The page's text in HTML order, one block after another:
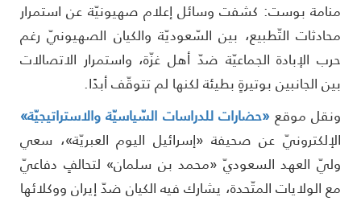
بوست: كشفت وسائل إعلام صهيونيّة عن استمرار
التّطبيع، بين السّعوديّة والكيان الصهيونيّ رغم
الإبادة الجماعيّة ضدّ أهل غزّة، واستمرار الاتصالات
الجانبين بوتيرةٍ بطيئة لكنها لم تتوقّف أبدًا.
موقع«حضارات للدراسات السّياسيّة والاستراتيجيّة»
عن صحيفة «إسرائيل اليوم العبريّة»، سعي
العهد السعوديّ «محمد بن سلمان» لتحالفٍ دفاعيّ
الولايات المتّحدة، يشارك فيه الكيان ضدّ إيران ووكلائها